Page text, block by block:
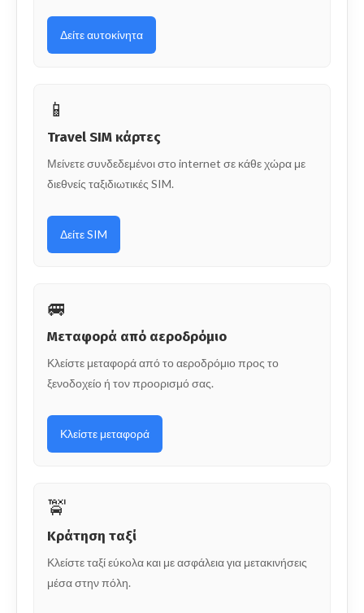
Δείτε αυτοκίνητα
📱
Travel SIM κάρτες
Μείνετε συνδεδεμένοι στο internet σε κάθε χώρα με
διεθνείς ταξιδιωτικές SIM.
Δείτε SIM
🚐
Μεταφορά από αεροδρόμιο
Κλείστε μεταφορά από το αεροδρόμιο προς το
ξενοδοχείο ή τον προορισμό σας.
Κλείστε μεταφορά
🚖
Κράτηση ταξί
Κλείστε ταξί εύκολα και με ασφάλεια για μετακινήσεις
μέσα στην πόλη.